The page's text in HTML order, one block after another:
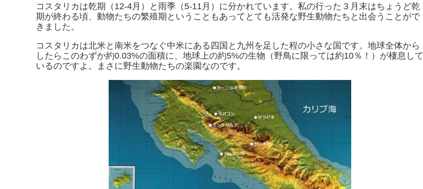
コスタリカは乾期（12-4月）と雨季（5-11月）に分かれています。私の行った３月末はちょうど乾
期が終わる頃、動物たちの繁殖期ということもあってとても活発な野生動物たちと出会うことがで
きました。
コスタリカは北米と南米をつなぐ中米にある四国と九州を足した程の小さな国です。地球全体から
したらこのわずか約0.03%の面積に、地球上の約5%の生物（野鳥に限っては約10％！）が棲息して
いるのですよ。まさに野生動物たちの楽園なのです。